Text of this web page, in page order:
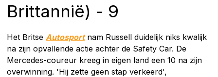
Brittannië) - 9
Het Britse Autosport nam Russell duidelijk niks kwalijk
na zijn opvallende actie achter de Safety Car. De
Mercedes-coureur kreeg in eigen land een 10 na zijn
overwinning. 'Hij zette geen stap verkeerd',